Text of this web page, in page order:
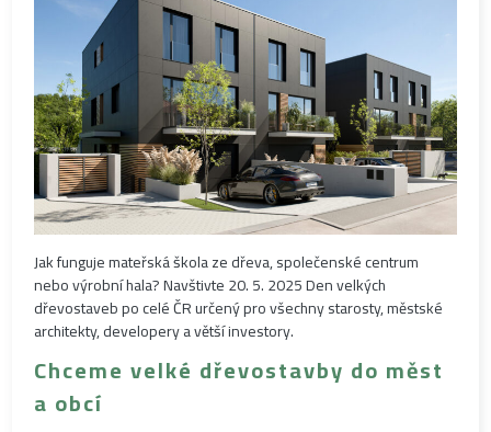
Jak funguje mateřská škola ze dřeva, společenské centrum
nebo výrobní hala? Navštivte 20. 5. 2025 Den velkých
dřevostaveb po celé ČR určený pro všechny starosty, městské
architekty, developery a větší investory.
Chceme velké dřevostavby do měst
a obcí